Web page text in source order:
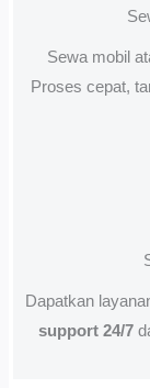
Sewa mobil
Proses cepat,
Dapatkan
support 24/7